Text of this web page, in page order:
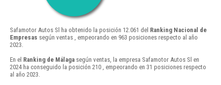
Safamotor Autos Sl ha obtenido la posición 12.061 del Ranking Nacional de
Empresas según ventas , empeorando en 963 posiciones respecto al año
2023.
En el Ranking de Málaga según ventas, la empresa Safamotor Autos Sl en
2024 ha conseguido la posición 210 , empeorando en 31 posiciones respecto
al año 2023.